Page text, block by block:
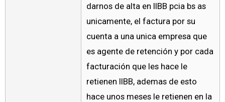
darnos de alta en IIBB pcia bs as
unicamente, el factura por su
cuenta a una unica empresa que
es agente de retención y por cada
facturación que les hace le
retienen IIBB, ademas de esto
hace unos meses le retienen en la